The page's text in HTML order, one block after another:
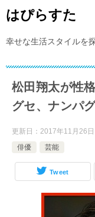
はぴらすた
幸せな生活スタイルを
松田翔太が性
グセ、ナンパ
更新日： 2017年11月26日
俳優
芸能
Tweet